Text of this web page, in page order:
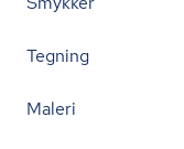
Tegning
Maleri